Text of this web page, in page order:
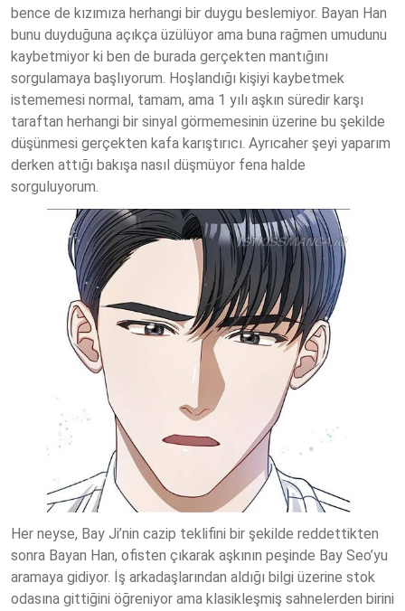
bence de kızımıza herhangi bir duygu beslemiyor. Bayan Han
bunu duyduğuna açıkça üzülüyor ama buna rağmen umudunu
kaybetmiyor ki ben de burada gerçekten mantığını
sorgulamaya başlıyorum. Hoşlandığı kişiyi kaybetmek
istememesi normal, tamam, ama 1 yılı aşkın süredir karşı
taraftan herhangi bir sinyal görmemesinin üzerine bu şekilde
düşünmesi gerçekten kafa karıştırıcı. Ayrıcaher şeyi yaparım
derken attığı bakışa nasıl düşmüyor fena halde
sorguluyorum.
Her neyse, Bay Ji’nin cazip teklifini bir şekilde reddettikten
sonra Bayan Han, ofisten çıkarak aşkının peşinde Bay Seo’yu
aramaya gidiyor. İş arkadaşlarından aldığı bilgi üzerine stok
odasına gittiğini öğreniyor ama klasikleşmiş sahnelerden birini